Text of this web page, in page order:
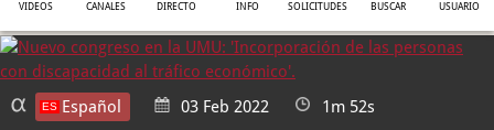
VIDEOS CANALES DIRECTO INFO SOLICITUDES BUSCAR USUARIO
Español 03 Feb 2022 1m 52s